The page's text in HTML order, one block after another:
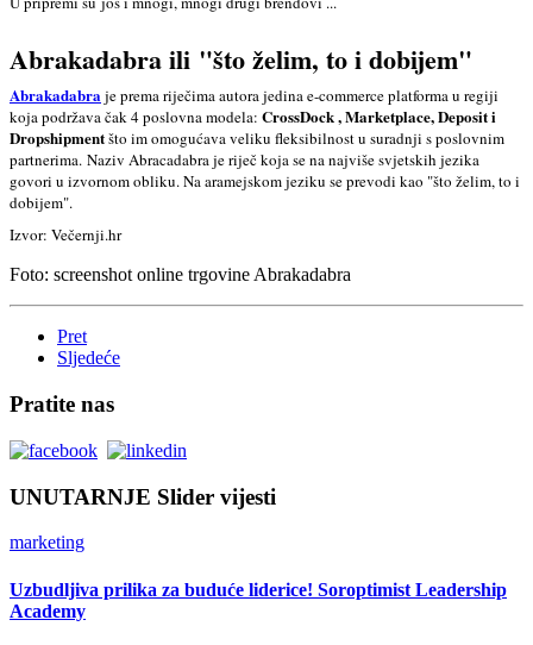
Abrakadabra ili "što želim, to i dobijem"
Abrakadabraje prema riječima autora jedina e-commerce platforma u regiji
koja podržava čak 4 poslovna modela: CrossDock , Marketplace, Deposit i
Dropshipmentšto im omogućava veliku fleksibilnost u suradnji s poslovnim
partnerima. Naziv Abracadabra je riječ koja se na najviše svjetskih jezika
govori u izvornom obliku. Na aramejskom jeziku se prevodi kao "što želim, to i
dobijem".
Izvor: Večernji.hr
Foto: screenshot online trgovine Abrakadabra
Pret
Sljedeće
Pratite nas
UNUTARNJE Slider vijesti
marketing
Uzbudljiva prilika za buduće liderice! Soroptimist Leadership
Academy